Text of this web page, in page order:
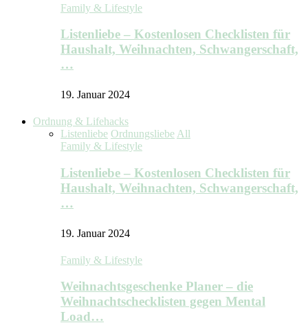
Family & Lifestyle
Listenliebe – Kostenlosen Checklisten für
Haushalt, Weihnachten, Schwangerschaft,
…
19. Januar 2024
Ordnung & Lifehacks
Listenliebe Ordnungsliebe All
Family & Lifestyle
Listenliebe – Kostenlosen Checklisten für
Haushalt, Weihnachten, Schwangerschaft,
…
19. Januar 2024
Family & Lifestyle
Weihnachtsgeschenke Planer – die
Weihnachtschecklisten gegen Mental
Load…